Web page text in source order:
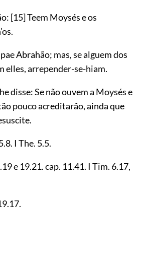
[15]Teem Moysés e os
Abrahão; mas, se alguem dos
elles, arrepender-se-hiam.
disse: Se não ouvem a Moysés e
pouco acreditarão, ainda que
. I The. 5.5.
e 19.21. cap. 11.41. I Tim. 6.17,
.